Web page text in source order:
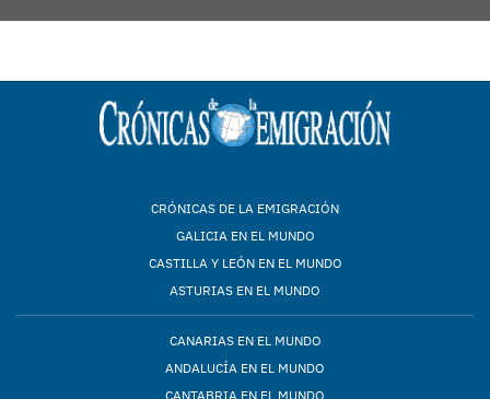
CRÓNICAS DE LA EMIGRACIÓN
GALICIA EN EL MUNDO
CASTILLA Y LEÓN EN EL MUNDO
ASTURIAS EN EL MUNDO
CANARIAS EN EL MUNDO
ANDALUCÍA EN EL MUNDO
CANTABRIA EN EL MUNDO